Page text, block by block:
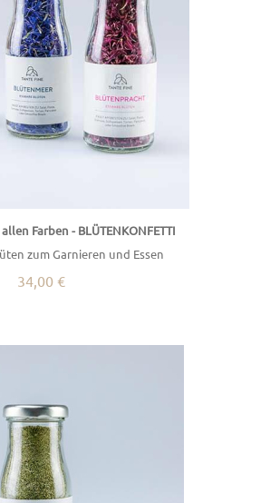
Farben - BLÜTENKONFETTI
zum Garnieren und Essen
34,00 €